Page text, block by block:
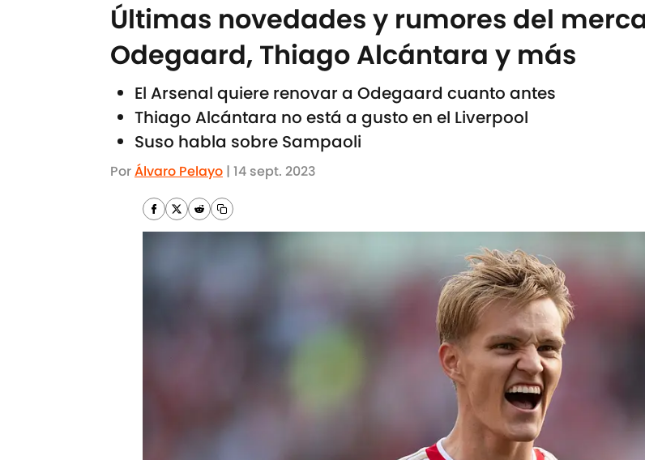
Últimas novedades y rumores del
Odegaard, Thiago Alcántara y más
El Arsenal quiere renovar a Odegaard cuanto antes
Thiago Alcántara no está a gusto en el Liverpool
Suso habla sobre Sampaoli
PorÁlvaro Pelayo | 14 sept. 2023